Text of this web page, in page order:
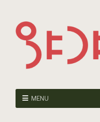
MENU